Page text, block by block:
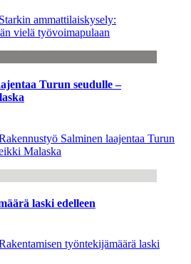
ammattilaiskysely:
vielä työvoimapulaan
Turun seudulle –
Salminen laajentaa Turun
Malaska
laski edelleen
työntekijämäärä laski